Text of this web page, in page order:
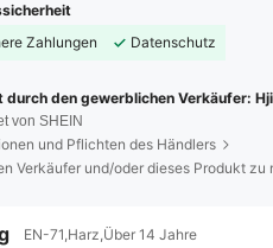
Zahlungen
Datenschutz
durch den gewerblichen Verkäufer:
von SHEIN
und Pflichten des Händlers
EN-71,Harz,Über 14 Jahre
17 215